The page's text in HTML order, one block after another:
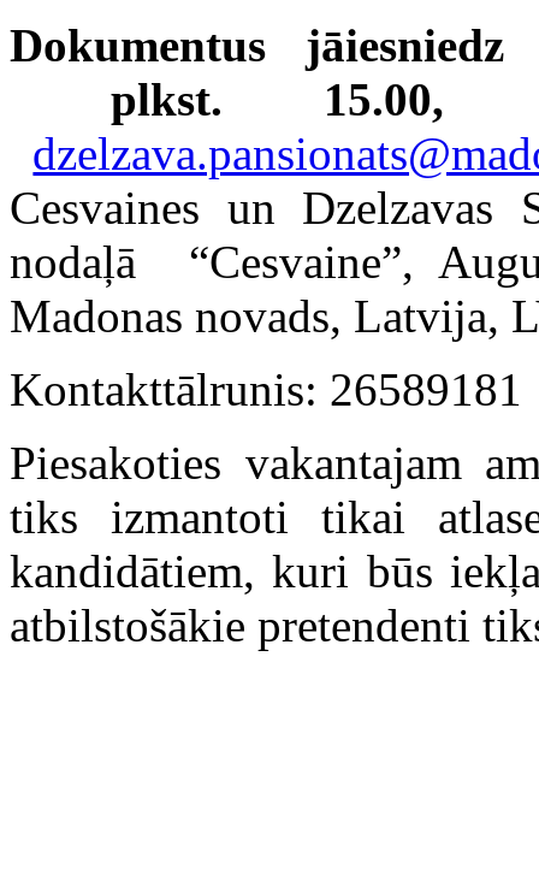
Dokumentus
plkst. 15.00,
Cesvaines un Dzelzavas
nodaļā “Cesvaine”,
Madonas novads, Latvija,
Kontakttālrunis: 26589181
Piesakoties vakantajam
tiks izmantoti tikai
kandidātiem, kuri būs
atbilstošākie pretendenti